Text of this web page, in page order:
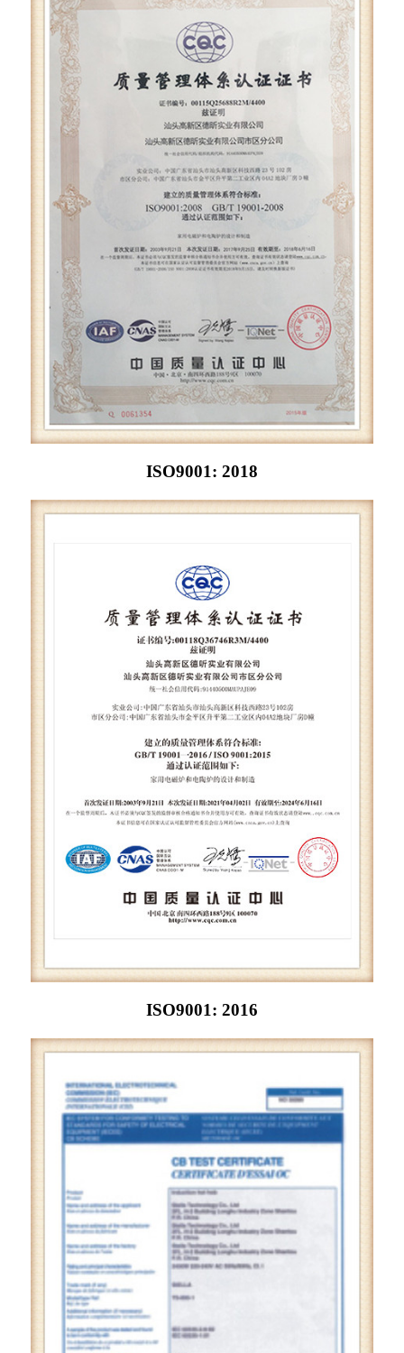
ISO9001: 2018
ISO9001: 2016